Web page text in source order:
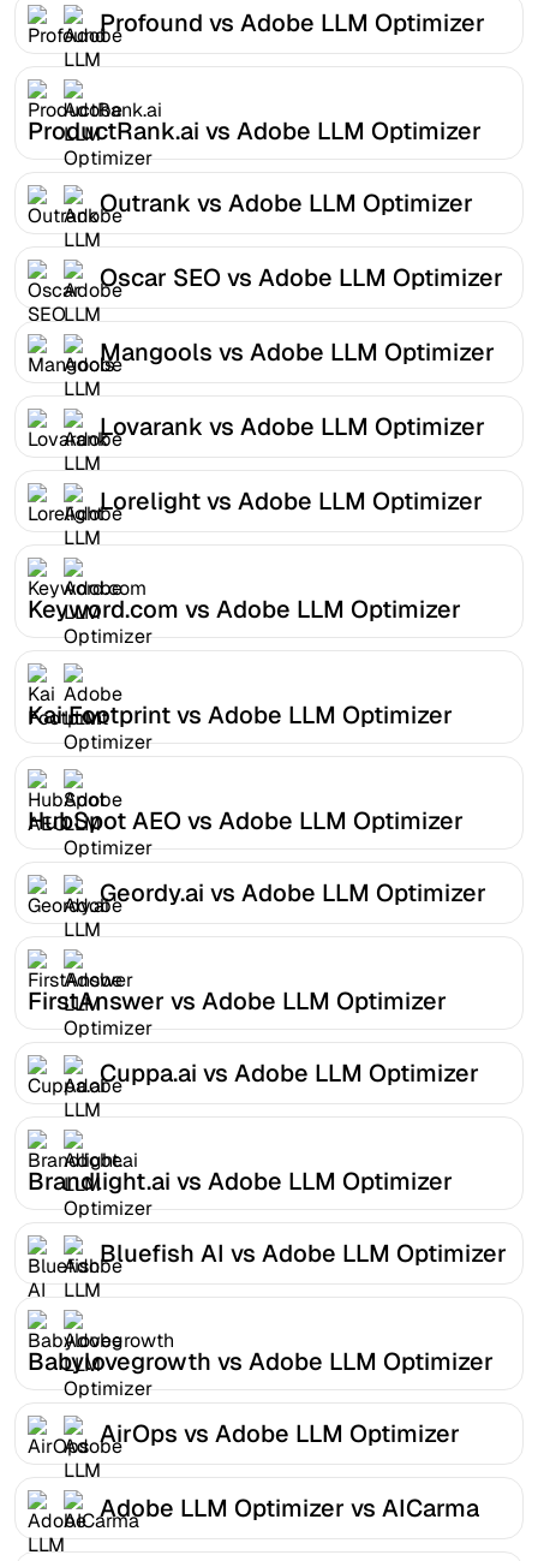
Profound vs Adobe LLM Optimizer
ProductRank.ai vs Adobe LLM Optimizer
Outrank vs Adobe LLM Optimizer
Oscar SEO vs Adobe LLM Optimizer
Mangools vs Adobe LLM Optimizer
Lovarank vs Adobe LLM Optimizer
Lorelight vs Adobe LLM Optimizer
Keyword.com vs Adobe LLM Optimizer
Kai Footprint vs Adobe LLM Optimizer
HubSpot AEO vs Adobe LLM Optimizer
Geordy.ai vs Adobe LLM Optimizer
FirstAnswer vs Adobe LLM Optimizer
Cuppa.ai vs Adobe LLM Optimizer
Brandlight.ai vs Adobe LLM Optimizer
Bluefish AI vs Adobe LLM Optimizer
Babylovegrowth vs Adobe LLM Optimizer
AirOps vs Adobe LLM Optimizer
Adobe LLM Optimizer vs AICarma